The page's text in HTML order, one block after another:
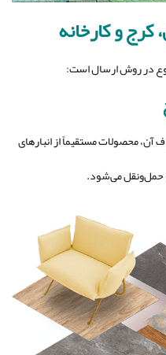
کرج و کارخانه
در روش ارسال است:
آن، محصولات مستقیماً از انبارهای
حمل‌ونقل می‌شود.